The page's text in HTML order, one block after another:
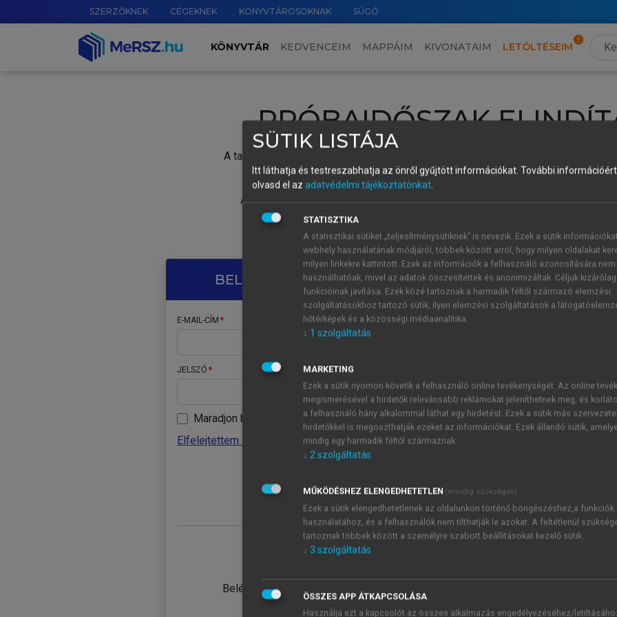
SZERZŐKNEK CÉGEKNEK KÖNYVTÁROSOKNAK SÚGÓ
KÖNYVTÁR KEDVENCEIM MAPPÁIM KIVONATAIM LETÖLTÉSEIM
PRÓBAIDŐSZAK
A tartalom megtekintéséhez lépj be a saját fiókoddal, iskolai azonosítóddal vagy
Új felhasználóként1 óra díjmentes hozzáférésrevagy
A próbaidőszak elindításához,
vagy hozz
A regisztráció után a
BELÉPÉS SAJÁT FIÓKKAL
E-MAIL-CÍM
JELSZÓ
Maradjon belépve
Elfelejtettem a jelszavamat
Belépés intézményi azonosítóval
ÚJ FIÓK
1 óra
JELSZÓ
Kérek értesítést a MeRSZ
Kérek értesítést az
SÜTIK LISTÁJA
Itt láthatja és testreszabhatja az önről gyűjtött információkat. További
olvasd el az adatvédelmi tájékoztatónkat.
STATISZTIKA
A statisztikai sütiket „teljesítménysütiknek” is nevezik. Ezek a sütik
webhely használatának módjáról, többek között arról, hogy milyen oldalakat
milyen linkekre kattintott. Ezek az információk a felhasználó azonosítására nem
használhatóak, mivel az adatok összesítettek és anonimizáltak. Céljuk
funkcióinak javítása. Ezek közé tartoznak a harmadik féltől származó elemzési
szolgáltatásokhoz tartozó sütik; ilyen elemzési szolgáltatások a
hőtérképek és a közösségi médiaanalitika.
↓ 1 szolgáltatás
MARKETING
Ezek a sütik nyomon követik a felhasználó online tevékenységét. Az online
megismerésével a hirdetők relevánsabb reklámokat jeleníthetnek meg, és
a felhasználó hány alkalommal láthat egy hirdetést. Ezek a sütik más
hirdetőkkel is megoszthatják ezeket az információkat. Ezek állandó sütik,
mindig egy harmadik féltől származnak.
↓ 2szolgáltatás
MŰKÖDÉSHEZ ELENGEDHETETLEN (mindig szükséges)
Ezek a sütik elengedhetetlenek az oldalunkon történő böngészéshez,a funkciók
használatához, és a felhasználók nem tilthatják le azokat. A feltétlenül
tartoznak többek között a személyre szabott beállításokat kezelő sütik.
↓ 3 szolgáltatás
ÖSSZES APP ÁTKAPCSOLÁSA
Használja ezt a kapcsolót az összes alkalmazás engedélyezéséhez/